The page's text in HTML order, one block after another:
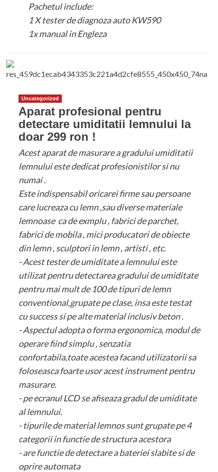
Pachetul include:
1 X tester de diagnoza auto KW590
1x manual in Engleza
Uncategorized
Aparat profesional pentru
detectare umiditatii lemnului la
doar 299 ron !
Acest aparat de masurare a gradului umiditatii
lemnului este dedicat profesionistilor si nu
numai .
Este indispensabil oricarei firme sau persoane
care lucreaza cu lemn ,sau diverse materiale
lemnoase ca de exmplu , fabrici de parchet,
fabrici de mobila , mici producatori de obiecte
din lemn , sculptori in lemn , artisti , etc.
- Acest tester de umiditate a lemnului este
utilizat pentru detectarea gradului de umiditate
pentru mai mult de 100 de tipuri de lemn
conventional,grupate pe clase, insa este testat
cu success si pe alte material inclusiv beton .
- Aspectul adopta o forma ergonomica, modul de
operare fiind simplu , senzatia
confortabila,toate acestea facand utilizatorii sa
foloseasca foarte usor acest instrument pentru
masurare.
- pe ecranul LCD se afiseaza gradul de umiditate
al lemnului.
- tipurile de material lemnos sunt grupate pe 4
categorii in functie de structura acestora
- are functie de detectare a bateriei slabite si de
oprire automata